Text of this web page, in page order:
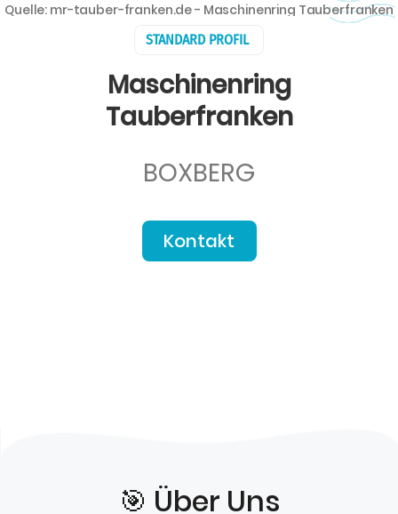
STANDARD PROFIL
Maschinenring
Tauberfranken
BOXBERG
Kontakt
Quelle: mr-tauber-franken.de - Maschinenring Tauberfranken
🎯️ Über Uns